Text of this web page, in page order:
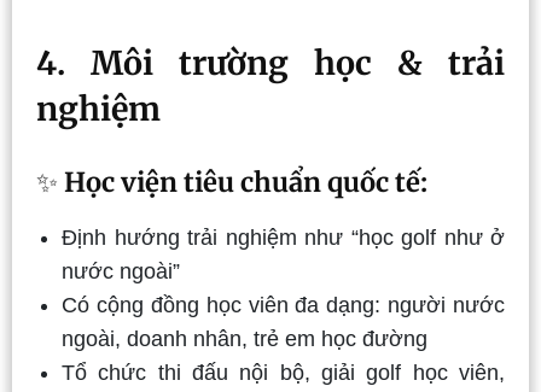
4. Môi trường học & trải
nghiệm
✨ Học viện tiêu chuẩn quốc tế:
Định hướng trải nghiệm như “học golf như ở
nước ngoài”
Có cộng đồng học viên đa dạng: người nước
ngoài, doanh nhân, trẻ em học đường
Tổ chức thi đấu nội bộ, giải golf học viên,